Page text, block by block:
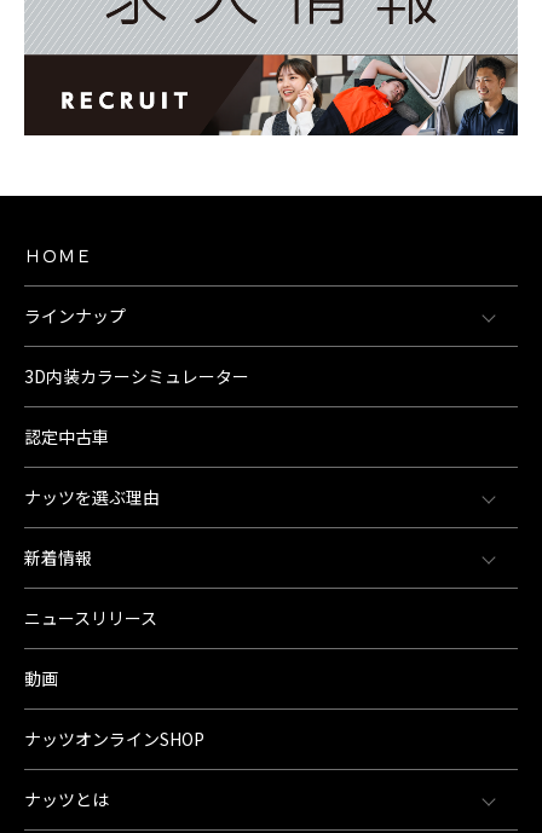
ＨＯＭＥ
ラインナップ
3D内装カラーシミュレーター
認定中古車
ナッツを選ぶ理由
新着情報
ニュースリリース
動画
ナッツオンラインSHOP
ナッツとは